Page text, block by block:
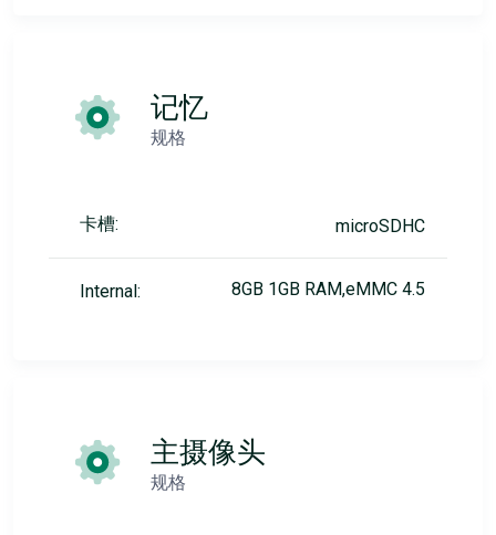
记忆
规格
卡槽: microSDHC
Internal: 8GB 1GB RAM,eMMC 4.5
主摄像头
规格